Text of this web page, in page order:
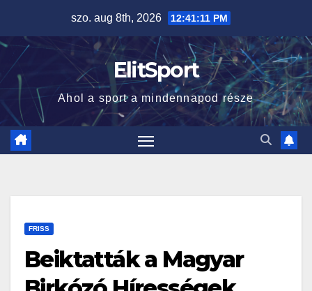
content
szo. aug 8th, 2026 12:41:12 PM
ElitSport
Ahol a sport a mindennapod része
FRISS
Beiktatták a Magyar